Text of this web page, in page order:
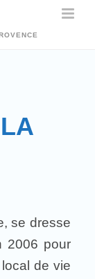
se dresse
2006 pour
de vie